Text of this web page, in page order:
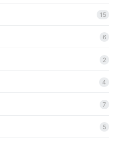
15
6
2
4
7
5